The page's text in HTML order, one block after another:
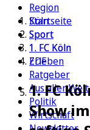
Region
Köln
Sport
1. FC Köln
Erleben
Ratgeber
Aus aller Welt
Politik
Wirtschaft
Startseite
Sport
1. FC Köln
ZDF
1. FC
Show